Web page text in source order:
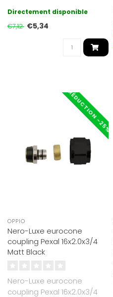
Directement disponible
€7,12 €5,34
RÉDUCTION -25%
OPPIO
Nero-Luxe eurocone
coupling Pexal 16x2.0x3/4
Matt Black
Nero-Luxe eurocone
coupling Pexal 16x2.0x3/4